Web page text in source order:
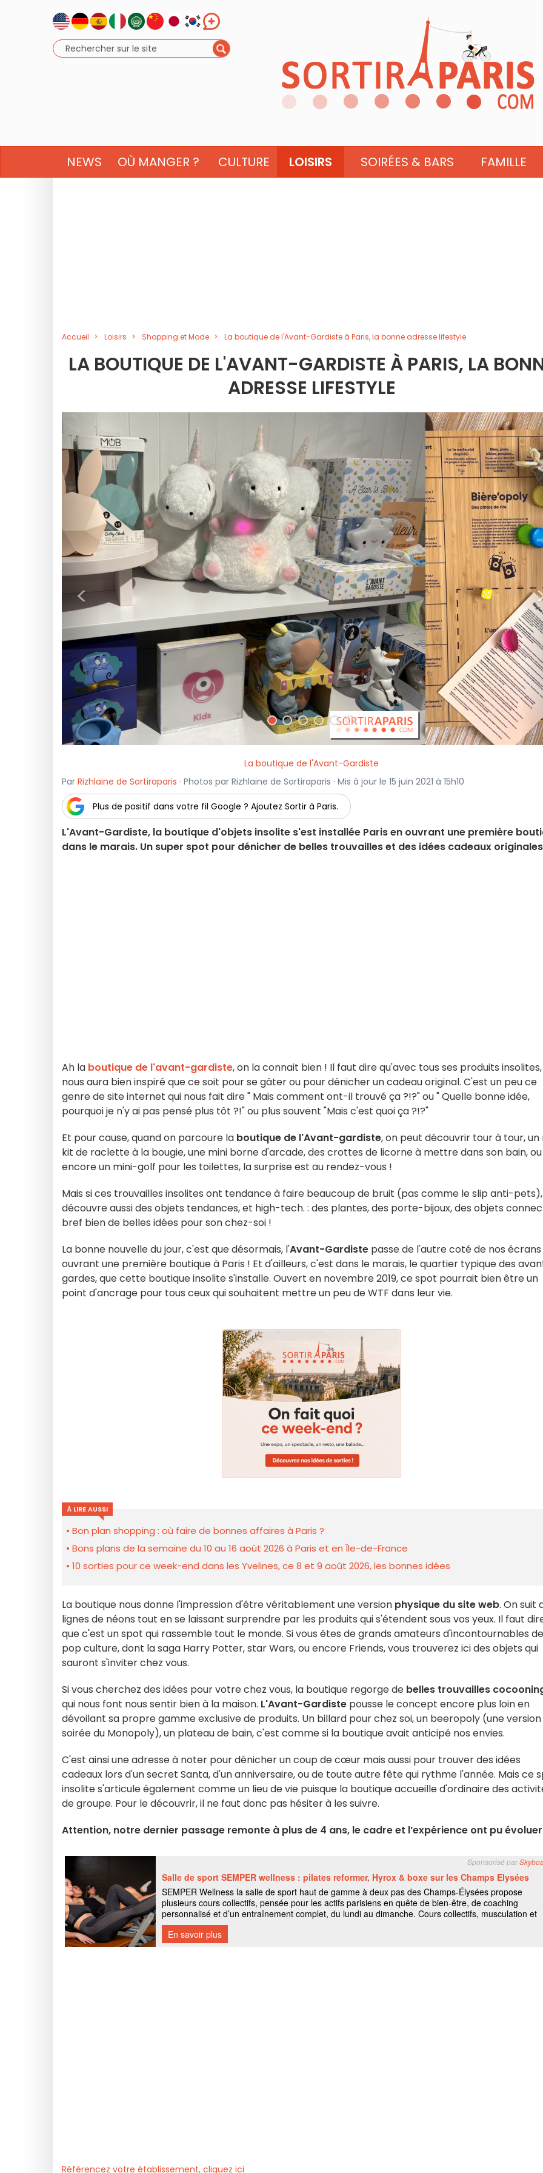
NEWS OÙ MANGER ? CULTURE LOISIRS SOIRÉES & BARS FAMILLE
Accueil Loisirs Shopping et Mode La boutique de l'Avant-Gardiste à Paris, la bonne adresse lifestyle
LA BOUTIQUE DE L'AVANT-GARDISTE À PARIS, LA
ADRESSE LIFESTYLE
<
La boutique de l'Avant-Gardiste
Par Rizhlaine de Sortiraparis · Photos par Rizhlaine de Sortiraparis · Mis à jour le 15 juin 2021 à 15h10
Plus de positif dans votre fil Google ? Ajoutez Sortir à Paris.
L'Avant-Gardiste, la boutique d'objets insolite s'est installée Paris en ouvrant une première
dans le marais. Un super spot pour dénicher de belles trouvailles et des idées cadeaux
Ah la boutique de l'avant-gardiste, on la connait bien ! Il faut dire qu'avec tous ses produits
nous aura bien inspiré que ce soit pour se gâter ou pour dénicher un cadeau original. C'est un peu ce
genre de site internet qui nous fait dire " Mais comment ont-il trouvé ça ?!?" ou " Quelle bonne idée,
pourquoi je n'y ai pas pensé plus tôt ?!" ou plus souvent "Mais c'est quoi ça ?!?"
Et pour cause, quand on parcoure la boutique de l'Avant-gardiste, on peut découvrir tour à tour, un
kit de raclette à la bougie, une mini borne d'arcade, des crottes de licorne à mettre dans son bain, ou
encore un mini-golf pour les toilettes, la surprise est au rendez-vous !
Mais si ces trouvailles insolites ont tendance à faire beaucoup de bruit (pas comme le slip anti-
découvre aussi des objets tendances, et high-tech. : des plantes, des porte-bijoux, des objets
bref bien de belles idées pour son chez-soi !
La bonne nouvelle du jour, c'est que désormais, l'Avant-Gardiste passe de l'autre coté de nos
ouvrant une première boutique à Paris ! Et d'ailleurs, c'est dans le marais, le quartier typique des
gardes, que cette boutique insolite s'installe. Ouvert en novembre 2019, ce spot pourrait bien être un
point d'ancrage pour tous ceux qui souhaitent mettre un peu de WTF dans leur vie.
À LIRE AUSSI
Bon plan shopping : où faire de bonnes affaires à Paris ?
Bons plans de la semaine du 10 au 16 août 2026 à Paris et en Île-de-France
10 sorties pour ce week-end dans les Yvelines, ce 8 et 9 août 2026, les bonnes idées
La boutique nous donne l'impression d'être véritablement une version physique du site web. On suit
lignes de néons tout en se laissant surprendre par les produits qui s'étendent sous vos yeux. Il faut
que c'est un spot qui rassemble tout le monde. Si vous êtes de grands amateurs d'incontournables
pop culture, dont la saga Harry Potter, star Wars, ou encore Friends, vous trouverez ici des objets qui
sauront s'inviter chez vous.
Si vous cherchez des idées pour votre chez vous, la boutique regorge de belles trouvailles
qui nous font nous sentir bien à la maison. L'Avant-Gardiste pousse le concept encore plus loin en
dévoilant sa propre gamme exclusive de produits. Un billard pour chez soi, un beeropoly (une version
soirée du Monopoly), un plateau de bain, c'est comme si la boutique avait anticipé nos envies.
C'est ainsi une adresse à noter pour dénicher un coup de cœur mais aussi pour trouver des idées
cadeaux lors d'un secret Santa, d'un anniversaire, ou de toute autre fête qui rythme l'année. Mais ce
insolite s'articule également comme un lieu de vie puisque la boutique accueille d'ordinaire des
de groupe. Pour le découvrir, il ne faut donc pas hésiter à les suivre.
Attention, notre dernier passage remonte à plus de 4 ans, le cadre et l’expérience ont pu
Référencez votre établissement, cliquez ici